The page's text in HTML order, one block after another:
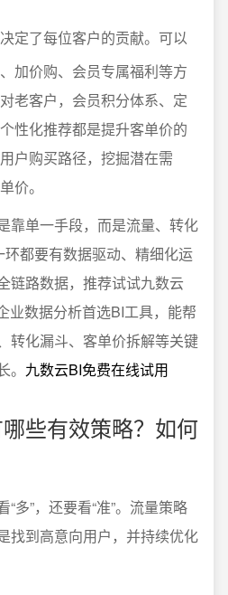
定了每位客户的贡献。可以
加价购、会员专属福利等方
老客户，会员积分体系、定
性化推荐都是提升客单价的
户购买路径，挖掘潜在需
价。
靠单一手段，而是流量、转化
环都要有数据驱动、精细化运
链路数据，推荐试试九数云
业数据分析首选BI工具，能帮
转化漏斗、客单价拆解等关键
九数云BI免费在线试用
些有效策略？如何
多”，还要看“准”。流量策略
找到高意向用户，并持续优化